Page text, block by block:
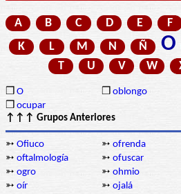
A B C D E F
K
L M N Ñ O
T
U V W
❒ O ❒ oblongo
❒ ocupar
↑↑↑ Grupos Anteriores
➳ Ofiuco ➳ ofrenda
➳ oftalmología ➳ ofuscar
➳ ogro ➳ ohmio
➳ oír ➳ ojalá